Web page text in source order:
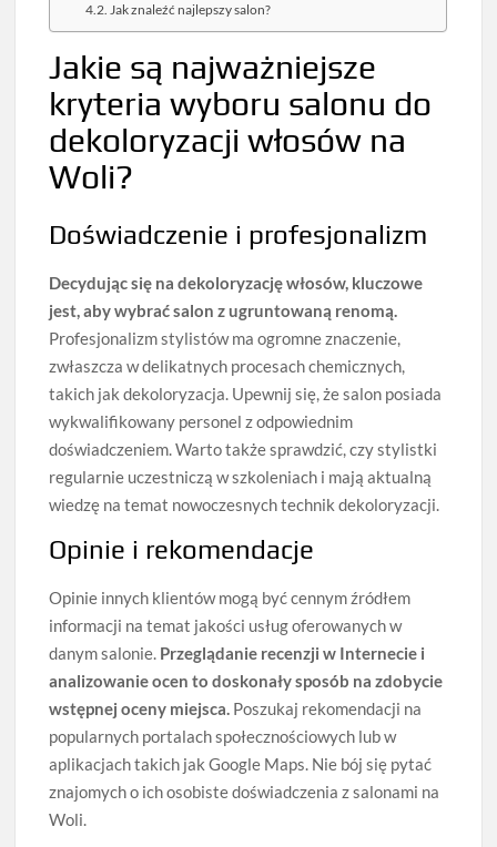
Jak znaleźć najlepszy salon?
Jakie są najważniejsze
kryteria wyboru salonu do
dekoloryzacji włosów na
Woli?
Doświadczenie i profesjonalizm
Decydując się na dekoloryzację włosów, kluczowe
jest, aby wybrać salon z ugruntowaną renomą.
Profesjonalizm stylistów ma ogromne znaczenie,
zwłaszcza w delikatnych procesach chemicznych,
takich jak dekoloryzacja. Upewnij się, że salon posiada
wykwalifikowany personel z odpowiednim
doświadczeniem. Warto także sprawdzić, czy stylistki
regularnie uczestniczą w szkoleniach i mają aktualną
wiedzę na temat nowoczesnych technik dekoloryzacji.
Opinie i rekomendacje
Opinie innych klientów mogą być cennym źródłem
informacji na temat jakości usług oferowanych w
danym salonie. Przeglądanie recenzji w Internecie i
analizowanie ocen to doskonały sposób na zdobycie
wstępnej oceny miejsca. Poszukaj rekomendacji na
popularnych portalach społecznościowych lub w
aplikacjach takich jak Google Maps. Nie bój się pytać
znajomych o ich osobiste doświadczenia z salonami na
Woli.